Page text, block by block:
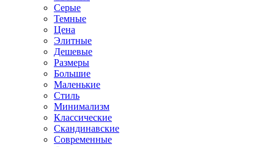
Серые
Темные
Цена
Элитные
Дешевые
Размеры
Большие
Маленькие
Стиль
Минимализм
Классические
Скандинавские
Современные